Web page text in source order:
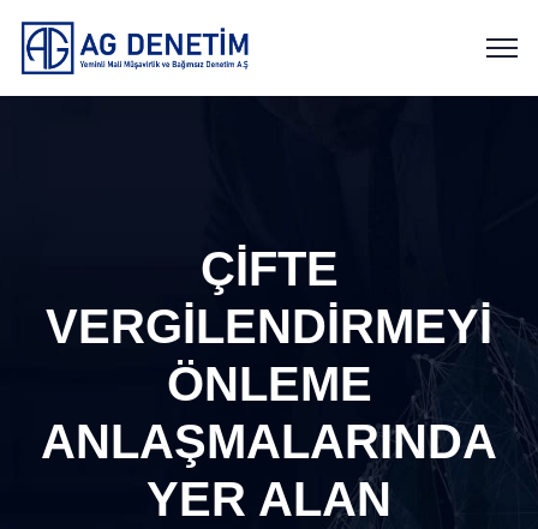
ÇİFTE
VERGİLENDİRMEYİ
ÖNLEME
ANLAŞMALARINDA
YER ALAN